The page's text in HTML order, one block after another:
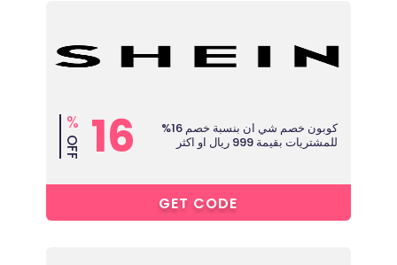
16
%
OFF
كوبون خصم شي ان بنسبة خصم 16%
للمشتريات بقيمة 999 ريال او اكثر
GET CODE